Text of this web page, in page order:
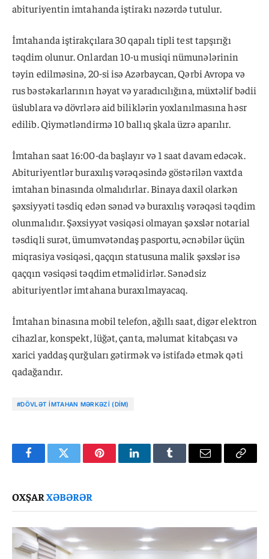
abituriyentin imtahanda iştirakı nəzərdə tutulur.
İmtahanda iştirakçılara 30 qapalı tipli test tapşırığı
təqdim olunur. Onlardan 10-u musiqi nümunələrinin
təyin edilməsinə, 20-si isə Azərbaycan, Qərbi Avropa və
rus bəstəkarlarının həyat və yaradıcılığına, müxtəlif bədii
üslublara və dövrlərə aid biliklərin yoxlanılmasına həsr
edilib. Qiymətləndirmə 10 ballıq şkala üzrə aparılır.
İmtahan saat 16:00-da başlayır və 1 saat davam edəcək.
Abituriyentlər buraxılış vərəqəsində göstərilən vaxtda
imtahan binasında olmalıdırlar. Binaya daxil olarkən
şəxsiyyəti təsdiq edən sənəd və buraxılış vərəqəsi təqdim
olunmalıdır. Şəxsiyyət vəsiqəsi olmayan şəxslər notarial
təsdiqli surət, ümumvətəndaş pasportu, əcnəbilər üçün
miqrasiya vəsiqəsi, qaçqın statusuna malik şəxslər isə
qaçqın vəsiqəsi təqdim etməlidirlər. Sənədsiz
abituriyentlər imtahana buraxılmayacaq.
İmtahan binasına mobil telefon, ağıllı saat, digər elektron
cihazlar, konspekt, lüğət, çanta, məlumat kitabçası və
xarici yaddaş qurğuları gətirmək və istifadə etmək qəti
qadağandır.
#DÖVLƏT İMTAHAN MƏRKƏZI (DİM)
FacebookTwitter PinterestLinkedInTumblr Email
Copy
OXŞARXƏBƏRƏR